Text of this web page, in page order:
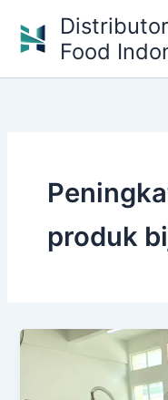
content
Food
produk